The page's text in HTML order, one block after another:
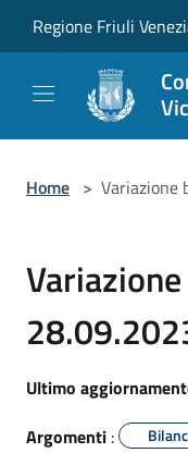
Regione Friuli
Home > Variazione
Ultimo
Argomenti :